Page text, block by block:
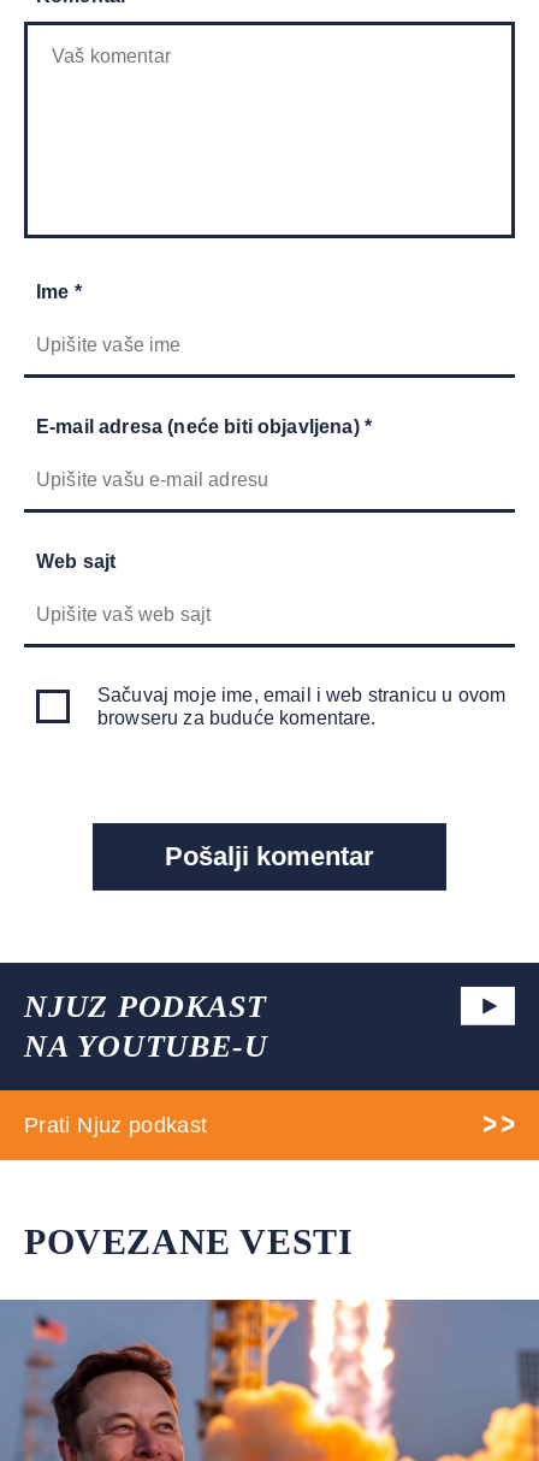
Ime *
E-mail adresa (neće biti objavljena) *
Web sajt
Sačuvaj moje ime, email i web stranicu u ovom
browseru za buduće komentare.
NJUZ PODKAST
NA YOUTUBE-U
Prati Njuz podkast
POVEZANE VESTI